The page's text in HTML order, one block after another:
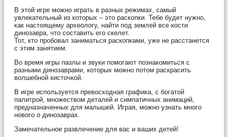
В этой игре можно играть в разных режимах, самый
увлекательный из которых – это раскопки. Тебе будет нужно,
как настоящему археологу, найти под землей все кости
динозавра, что составить его скелет.
Тот, кто пробовал заниматься раскопками, уже не расстанется
с этим занятием.
Во время игры пазлы и звуки помогают познакомиться с
разными динозаврами, которых можно потом раскрасить
волшебной кисточкой.
В игре используется превосходная графика, с богатой
палитрой, множеством деталей и симпатичных анимаций,
предназначенных для малышей. Играя, можно узнать много
нового о динозаврах.
Замечательное развлечение для вас и ваших детей!